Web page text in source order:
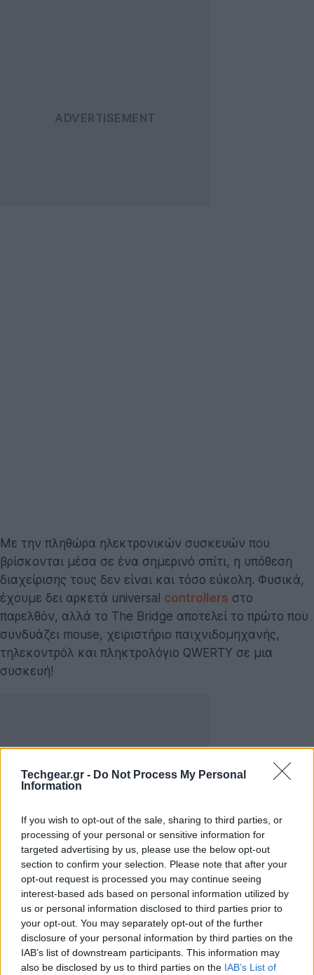
Techgear.gr - Do Not Process My Personal
Information
If you wish to opt-out of the sale, sharing to third parties, or
processing of your personal or sensitive information for
targeted advertising by us, please use the below opt-out
section to confirm your selection. Please note that after your
opt-out request is processed you may continue seeing
interest-based ads based on personal information utilized by
us or personal information disclosed to third parties prior to
your opt-out. You may separately opt-out of the further
disclosure of your personal information by third parties on the
IAB’s list of downstream participants. This information may
also be disclosed by us to third parties on the IAB’s List of
Με την πληθώρα ηλεκτρονικών συσκευών που
βρίσκονται μέσα σε ένα σημερινό σπίτι, η υπόθεση
διαχείρισης τους δεν είναι και τόσο εύκολη. Φυσικά,
έχουμε δει αρκετά universal controllers στο
παρελθόν, αλλά το The Bridge αποτελεί το πρώτο που
συνδυάζει mouse, χειριστήριο παιχνιδομηχανής,
τηλεκοντρόλ και πληκτρολόγιο QWERTY σε μια
συσκευή!
Το The Bridge έχει σχεδιαστεί έτσι ώστε να μπορείτε
να διαχειριστείτε Apple TV,Google TV, HDTV, PS3,
Xbox 360, Wii, Windows, Mac OS, Linux, συστήματα
Home Theater, Roku, Boxee, TiVo κ.ά, με μία μόνο
συσκευή, χωρίς να χρειάζεται να ψάχνετε το